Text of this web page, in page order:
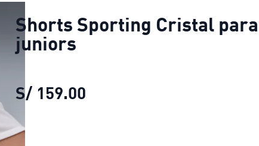
Shorts Sporting Cristal para
juniors
S/ 159.00